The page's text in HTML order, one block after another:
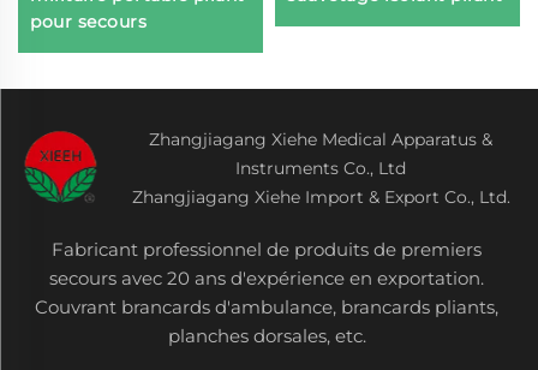
pour secours
Zhangjiagang Xiehe Medical Apparatus &
Instruments Co., Ltd
Zhangjiagang Xiehe Import & Export Co., Ltd.
Fabricant professionnel de produits de premiers
secours avec 20 ans d'expérience en exportation.
Couvrant brancards d'ambulance, brancards pliants,
planches dorsales, etc.